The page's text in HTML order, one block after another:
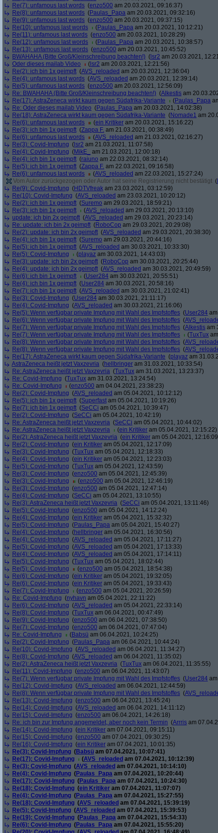
Re(7): unfamous last words (enzo500 am 20.03.2021, 09:16:37)
Re(8): unfamous last words (Paulas_Papa am 20.03.2021, 09:32:16)
Re(9): unfamous last words (enzo500 am 20.03.2021, 09:37:15)
Re(10): unfamous last words
(Paulas_Papa am 20.03.2021, 10:12:21)
Re(11): unfamous last words (enzo500 am 20.03.2021, 10:28:29)
Re(12): unfamous last words
(Paulas_Papa am 20.03.2021, 10:38:57)
Re(13): unfamous last words (enzo500 am 20.03.2021, 10:45:52)
BWAHAHA (Bitte Groß/Kleinschreibung beachten!) ( lsr2 am 20.03.2021,
Oder dieses mailab Video
( lsr2 am 20.03.2021, 12:21:56)
Re(2): ich bin 1x geimpft (AVS_reloaded am 20.03.2021, 12:36:04)
Re(4): unfamous last words (AVS_reloaded am 20.03.2021, 12:39:14)
Re(5): unfamous last words (enzo500 am 20.03.2021, 12:56:09)
Re: BWAHAHA (Bitte Groß/Kleinschreibung beachten!) (Alkestis am
Re(17): AstraZeneca wirkt kaum gegen Südafrika-Variante
(Paulas_Papa
Re: Oder dieses mailab Video (Paulas_Papa am 20.03.2021, 14:02:38)
Re(18): AstraZeneca wirkt kaum gegen Südafrika-Variante (Nomade1 am
Re(6): unfamous last words
(ein Kritiker am 20.03.2021, 15:16:22)
Re(3): ich bin 1x geimpft (Zappa F. am 21.03.2021, 00:38:49)
Re(6): unfamous last words
(AVS_reloaded am 21.03.2021, 02:16:27)
Re(3): Covid-Impfung ( lsr2 am 21.03.2021, 11:07:58)
Re(4): Covid-Impfung (MikE_
am 21.03.2021, 12:00:18)
Re(4): ich bin 1x geimpft (raiuno am 22.03.2021, 08:32:14)
Re(5): ich bin 1x geimpft (Zappa F. am 22.03.2021, 09:16:58)
Re(6): unfamous last words
(AVS_reloaded am 22.03.2021, 15:27:24)
Vom Autor zurückgezogen oder Autor hat seine Registrierung nicht bestätigt (
Re(9): Covid-Impfung (HDTVfreak am 23.03.2021, 03:12:59)
Re(10): Covid-Impfung (AVS_reloaded am 23.03.2021, 10:20:12)
Re(2): ich bin 1x geimpft (Suremo am 29.03.2021, 18:59:21)
Re(3): ich bin 1x geimpft
(AVS_reloaded am 29.03.2021, 20:13:10)
update: ich bin 2x geimpft (AVS_reloaded am 29.03.2021, 20:23:14)
Re: update: ich bin 2x geimpft (RoboCop am 29.03.2021, 20:29:08)
Re(2): update: ich bin 2x geimpft (AVS_reloaded am 29.03.2021, 20:38:30)
Re(4): ich bin 1x geimpft (Suremo am 29.03.2021, 20:44:16)
Re(5): ich bin 1x geimpft (AVS_reloaded am 30.03.2021, 10:33:30)
Re(5): Covid-Impfung
(playaz am 30.03.2021, 14:43:03)
Re(3): update: ich bin 2x geimpft (RoboCop am 30.03.2021, 20:25:44)
Re(4): update: ich bin 2x geimpft (AVS_reloaded am 30.03.2021, 20:49:59)
Re(6): ich bin 1x geimpft
(User284 am 30.03.2021, 20:55:51)
Re(4): ich bin 1x geimpft (User284 am 30.03.2021, 20:58:16)
Re(7): ich bin 1x geimpft (AVS_reloaded am 30.03.2021, 21:02:41)
Re(3): Covid-Impfung (User284 am 30.03.2021, 21:11:17)
Re(4): Covid-Impfung (AVS_reloaded am 30.03.2021, 21:16:06)
Re(5): Wenn verfügbar private Impfung mit Wahl des Impfstoffes (User284
Re(6): Wenn verfügbar private Impfung mit Wahl des Impfstoffes (
Re(7): Wenn verfügbar private Impfung mit Wahl des Impfstoffes (Alkestis am
Re(7): Wenn verfügbar private Impfung mit Wahl des Impfstoffes
(TuxTux
Re(8): Wenn verfügbar private Impfung mit Wahl des Impfstoffes (
Re(8): Wenn verfügbar private Impfung mit Wahl des Impfstoffes (
Re(17): AstraZeneca wirkt kaum gegen Südafrika-Variante (playaz am
AstraZeneca heißt jetzt Vaxzevria (hellbringer am 31.03.2021, 10:33:54)
Re: AstraZeneca heißt jetzt Vaxzevria (TuxTux am 31.03.2021, 13:23:37)
Re: Covid-Impfung (TuxTux am 31.03.2021, 13:24:54)
Re: Covid-Impfung
(enzo500 am 04.04.2021, 23:38:23)
Re(2): Covid-Impfung (AVS_reloaded am 05.04.2021, 10:12:12)
Re(5): ich bin 1x geimpft (Superfast am 05.04.2021, 10:19:26)
Re(7): ich bin 1x geimpft (SeCCi am 05.04.2021, 10:39:47)
Re(2): Covid-Impfung (SeCCi am 05.04.2021, 10:42:19)
Re: AstraZeneca heißt jetzt Vaxzevria (SeCCi am 05.04.2021, 10:44:02)
Re: AstraZeneca heißt jetzt Vaxzevria
(ein Kritiker am 05.04.2021, 12:15:22)
Re(2): AstraZeneca heißt jetzt Vaxzevria (ein Kritiker am 05.04.2021,
Re(2): Covid-Impfung (ein Kritiker am 05.04.2021, 12:17:09)
Re(3): Covid-Impfung (TuxTux am 05.04.2021, 12:18:33)
Re(4): Covid-Impfung (ein Kritiker am 05.04.2021, 12:23:03)
Re(5): Covid-Impfung (TuxTux am 05.04.2021, 12:43:59)
Re(3): Covid-Impfung (enzo500 am 05.04.2021, 12:45:39)
Re(3): Covid-Impfung
(enzo500 am 05.04.2021, 12:46:19)
Re(3): Covid-Impfung (enzo500 am 05.04.2021, 12:47:14)
Re(4): Covid-Impfung (SeCCi am 05.04.2021, 13:10:55)
Re(3): AstraZeneca heißt jetzt Vaxzevria (SeCCi am 05.04.2021, 13:11:46)
Re(5): Covid-Impfung (enzo500 am 05.04.2021, 14:12:24)
Re(4): Covid-Impfung (ein Kritiker am 05.04.2021, 15:32:32)
Re(5): Covid-Impfung (Paulas_Papa am 05.04.2021, 15:40:27)
Re(4): Covid-Impfung (hellbringer am 05.04.2021, 16:30:56)
Re(4): Covid-Impfung (AVS_reloaded am 05.04.2021, 17:11:27)
Re(5): Covid-Impfung (AVS_reloaded am 05.04.2021, 17:13:33)
Re(4): Covid-Impfung (AVS_reloaded am 05.04.2021, 17:14:11)
Re(5): Covid-Impfung (TuxTux am 05.04.2021, 18:02:44)
Re(5): Covid-Impfung
(enzo500 am 05.04.2021, 18:54:38)
Re(6): Covid-Impfung (ein Kritiker am 05.04.2021, 19:32:05)
Re(6): Covid-Impfung (ein Kritiker am 05.04.2021, 19:33:43)
Re(7): Covid-Impfung
(enzo500 am 05.04.2021, 20:26:59)
Re: Covid-Impfung (nyhavn am 05.04.2021, 22:11:22)
Re(6): Covid-Impfung (AVS_reloaded am 05.04.2021, 22:33:14)
Re(8): Covid-Impfung (TuxTux am 06.04.2021, 00:47:49)
Re(9): Covid-Impfung (enzo500 am 06.04.2021, 07:38:50)
Re(7): Covid-Impfung (enzo500 am 06.04.2021, 07:47:04)
Re: Covid-Impfung
(Babsü am 06.04.2021, 10:24:25)
Re(2): Covid-Impfung (Paulas_Papa am 06.04.2021, 10:44:24)
Re(10): Covid-Impfung (AVS_reloaded am 06.04.2021, 11:34:27)
Re(8): Covid-Impfung (AVS_reloaded am 06.04.2021, 11:35:02)
Re(2): AstraZeneca heißt jetzt Vaxzevria (TuxTux am 06.04.2021, 11:35:55)
Re(11): Covid-Impfung (enzo500 am 06.04.2021, 11:43:07)
Re(7): Wenn verfügbar private Impfung mit Wahl des Impfstoffes (User284
Re(12): Covid-Impfung (AVS_reloaded am 06.04.2021, 12:44:59)
Re(8): Wenn verfügbar private Impfung mit Wahl des Impfstoffes (
Re(13): Covid-Impfung (enzo500 am 06.04.2021, 13:45:24)
Re(14): Covid-Impfung (AVS_reloaded am 06.04.2021, 14:11:12)
Re(15): Covid-Impfung (enzo500 am 06.04.2021, 14:26:18)
Re: ich bin zur Impfung angemeldet, aber noch kein Termin (Arrris am
Re(14): Covid-Impfung (ein Kritiker am 07.04.2021, 09:15:11)
Re(15): Covid-Impfung (enzo500 am 07.04.2021, 09:30:25)
Re(16): Covid-Impfung (ein Kritiker am 07.04.2021, 10:01:35)
Re(3): Covid-Impfung (Babsü am 07.04.2021, 10:07:41)
Re(17): Covid-Impfung
(AVS_reloaded am 07.04.2021, 10:12:39)
Re(3): Covid-Impfung (AVS_reloaded am 07.04.2021, 10:14:10)
Re(4): Covid-Impfung (Paulas_Papa am 07.04.2021, 10:20:44)
Re(17): Covid-Impfung (Paulas_Papa am 07.04.2021, 10:24:30)
Re(18): Covid-Impfung (ein Kritiker am 07.04.2021, 11:07:07)
Re(4): Covid-Impfung (Paulas_Papa am 07.04.2021, 15:27:55)
Re(18): Covid-Impfung (AVS_reloaded am 07.04.2021, 15:39:19)
Re(5): Covid-Impfung (AVS_reloaded am 07.04.2021, 15:39:53)
Re(19): Covid-Impfung (Paulas_Papa am 07.04.2021, 15:54:33)
Re(6): Covid-Impfung (Paulas_Papa am 07.04.2021, 15:55:20)